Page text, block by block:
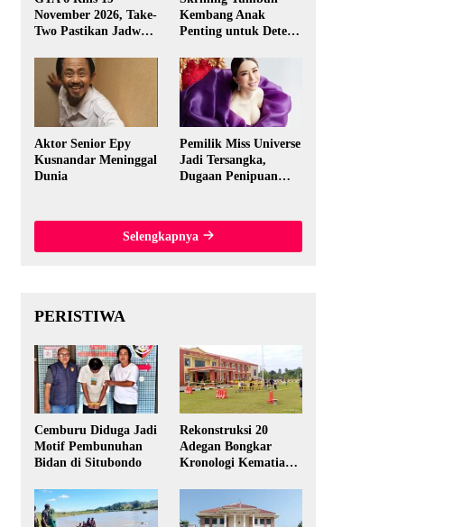
November 2026, Take-
Two Pastikan Jadwal
Kembang Anak
Penting untuk Deteksi
Perkembangan
Aktor Senior Epy
Kusnandar Meninggal
Dunia
Pemilik Miss Universe
Jadi Tersangka,
Dugaan Penipuan
Thailand
Selengkapnya
PERISTIWA
Cemburu Diduga Jadi
Motif Pembunuhan
Bidan di Situbondo
Rekonstruksi 20
Adegan Bongkar
Kronologi Kematian